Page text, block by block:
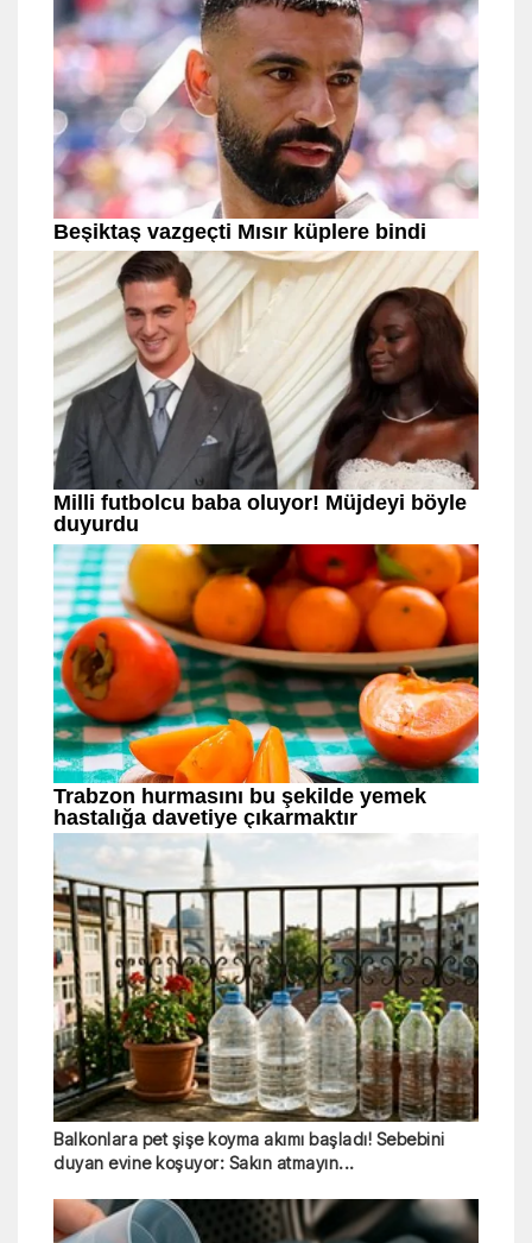
Balkonlara pet şişe koyma akımı başladı! Sebebini
duyan evine koşuyor: Sakın atmayın...